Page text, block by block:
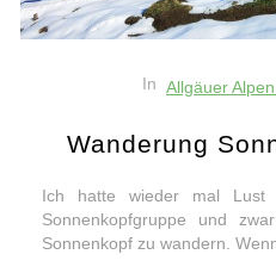
In Allgäuer
Wanderung
Ich hatte wieder mal
Sonnenkopfgruppe und
Sonnenkopf zu wandern.